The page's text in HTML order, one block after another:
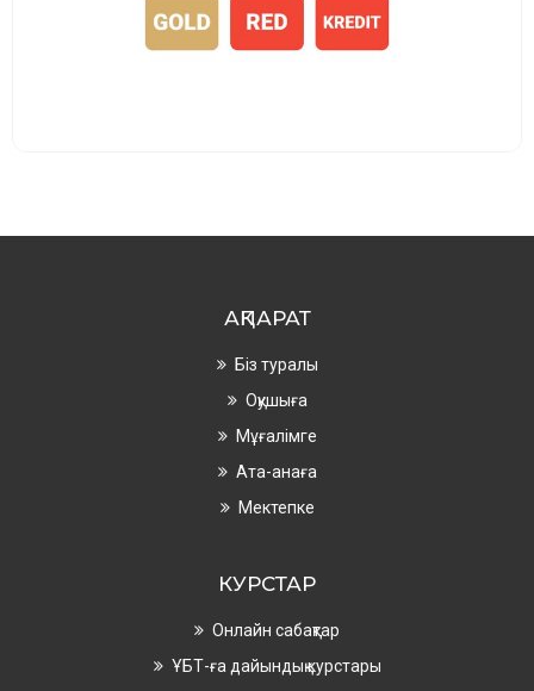
АҚПАРАТ
Біз туралы
Оқушыға
Мұғалімге
Ата-анаға
Мектепке
КУРСТАР
Онлайн сабақтар
ҰБТ-ға дайындық курстары